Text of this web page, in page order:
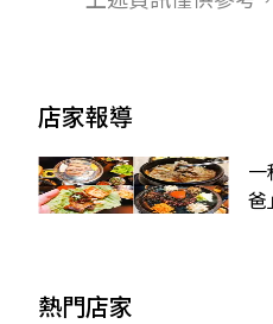
店家報導
爸
熱門店家